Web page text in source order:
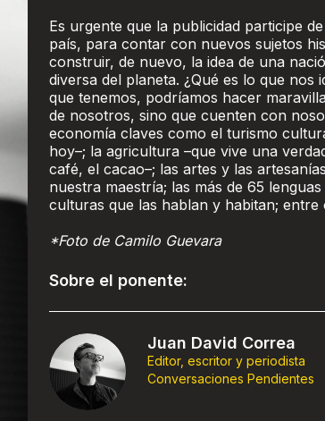
Es urgente que la publicidad participe
país, para contar con nuevos sujetos
construir, de nuevo, la idea de una
diversa del planeta. ¿Qué es lo que nos
que tenemos, podríamos hacer
de nosotros, sino que cuenten con
economía claves como el turismo
hoy–; la agricultura –que vive una
café, el cacao–; las artes y las
nuestra maestría; las más de 65
culturas que las hablan y habitan; entre
*Foto de Camilo Guevara
Sobre el ponente:
Juan David Correa
Editor, escritor y periodista
Conversaciones Pendientes